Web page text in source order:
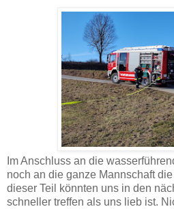
Im Anschluss an die
noch an die ganze Mannschaft
dieser Teil könnten uns in den
schneller treffen als uns lieb ist.